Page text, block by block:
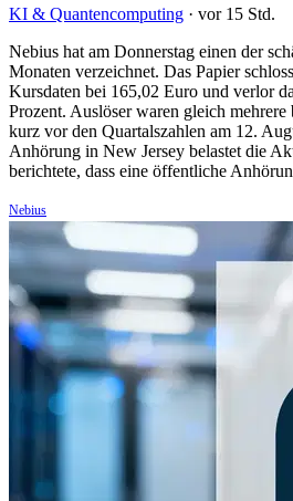
KI & Quantencomputing · vor 15 Std.
Nebius hat am Donnerstag einen der
Monaten verzeichnet. Das Papier
Kursdaten bei 165,02 Euro und verlor
Prozent. Auslöser waren gleich
kurz vor den Quartalszahlen am 12.
Anhörung in New Jersey belastet die
berichtete, dass eine öffentliche
Nebius